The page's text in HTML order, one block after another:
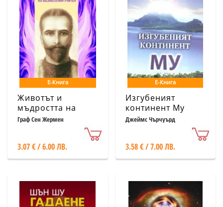
Е-Книга
Животът и
мъдростта на
възнесения
Граф Сен Жермен
3.07 € / 6.00 ЛВ.
Е-Книга
Изгубеният
континент Му
Джеймс Чърчуърд
3.58 € / 7.00 ЛВ.